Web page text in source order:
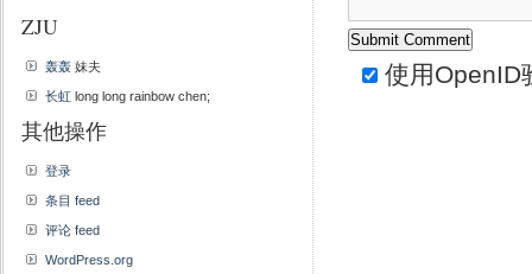
使用OpenID
ZJU
轰轰 妹夫
长虹 long long rainbow chen;
其他操作
登录
条目 feed
评论 feed
WordPress.org